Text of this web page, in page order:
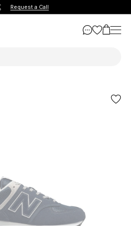
Request a Call